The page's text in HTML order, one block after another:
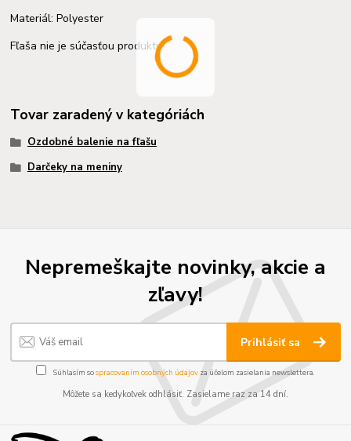
Materiál: Polyester
Fľaša nie je súčasťou produktu!
Tovar zaradený v kategóriách
Ozdobné balenie na fľašu
Darčeky na meniny
Nepremeškajte novinky, akcie a
zľavy!
Prihlásiť sa
Súhlasím sospracovaním osobných údajov za účelom zasielania newslettera.
Môžete sa kedykoľvek odhlásiť. Zasielame raz za 14 dní.